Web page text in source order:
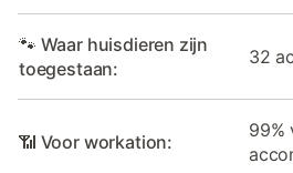
🐾 Waar huisdieren zijn
toegestaan:
32
📶 Voor workation:
99%